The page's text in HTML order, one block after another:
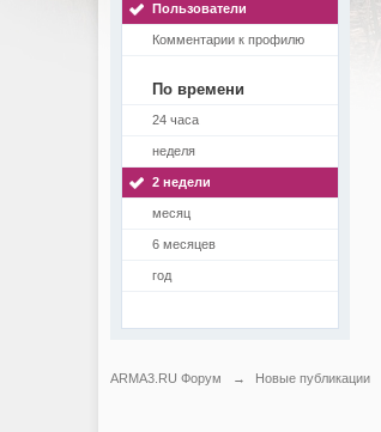
Пользователи
Комментарии к профилю
По времени
24 часа
неделя
2 недели
месяц
6 месяцев
год
ARMA3.RU Форум → Новые публикации